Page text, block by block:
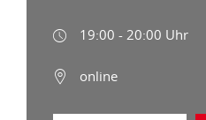
19:00 - 20:00 Uhr
online